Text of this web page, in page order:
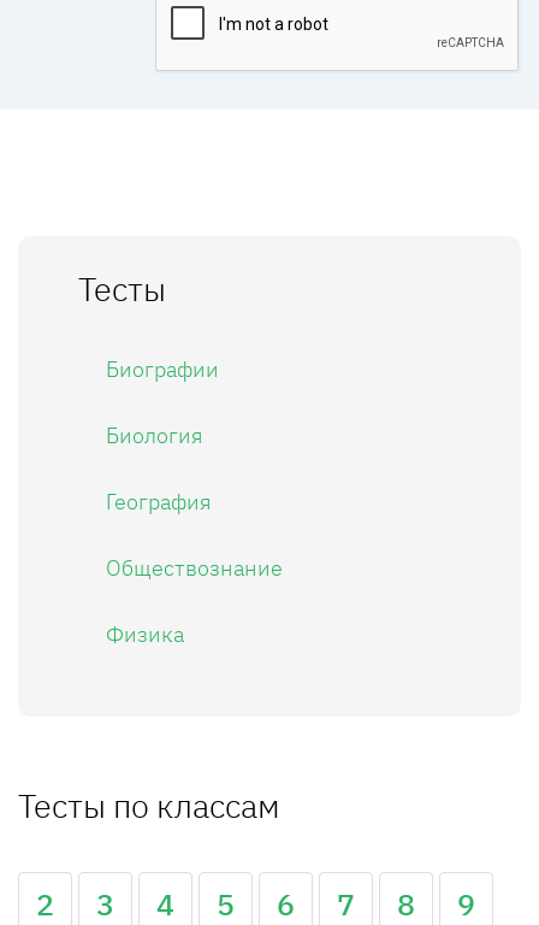
Тесты
Биографии
Биология
География
Обществознание
Физика
Тесты по классам
2 3 4 5 6 7 8
9